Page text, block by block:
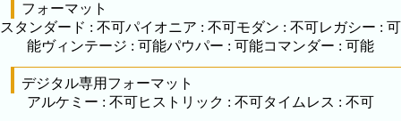
フォーマット
スタンダード : 不可パイオニア : 不可モダン : 不可レガシー : 可
能ヴィンテージ : 可能パウパー : 可能コマンダー : 可能
デジタル専用フォーマット
アルケミー : 不可ヒストリック : 不可タイムレス : 不可